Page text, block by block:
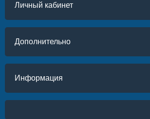
Личный кабинет
Дополнительно
Информация